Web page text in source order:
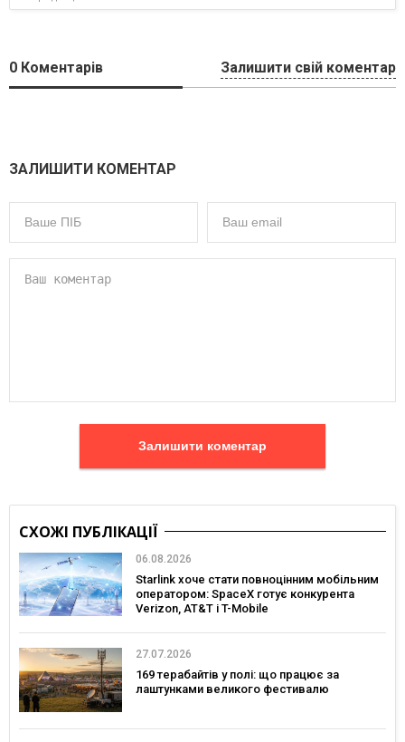
0 Коментарів Залишити свій коментар
ЗАЛИШИТИ КОМЕНТАР
Залишити коментар
СХОЖІ ПУБЛІКАЦІЇ
06.08.2026
Starlink хоче стати повноцінним мобільним
оператором: SpaceX готує конкурента
Verizon, AT&T і T-Mobile
27.07.2026
169 терабайтів у полі: що працює за
лаштунками великого фестивалю